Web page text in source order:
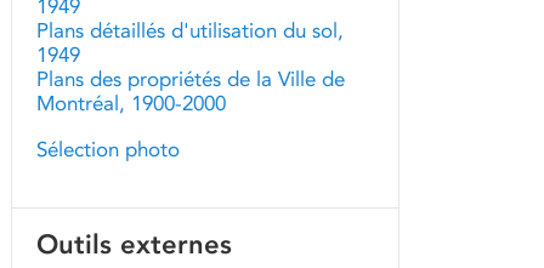
1949
Plans détaillés d'utilisation du sol,
1949
Plans des propriétés de la Ville de
Montréal, 1900-2000
Sélection photo
Outils externes